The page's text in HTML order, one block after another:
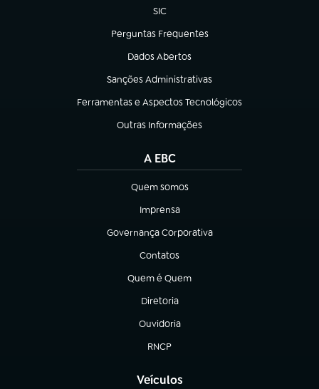
SIC
(abre em nova aba)
Perguntas Frequentes
(abre em nova aba)
Dados Abertos
(abre em nova aba)
Sanções Administrativas
(abre em nova aba)
Ferramentas e Aspectos Tecnológicos
(abre em nova aba)
Outras Informações
(abre em nova aba)
A EBC
Quem somos
(abre em nova aba)
Imprensa
(abre em nova aba)
Governança Corporativa
(abre em nova aba)
Contatos
(abre em nova aba)
Quem é Quem
(abre em nova aba)
Diretoria
(abre em nova aba)
Ouvidoria
(abre em nova aba)
RNCP
(abre em nova aba)
Veículos